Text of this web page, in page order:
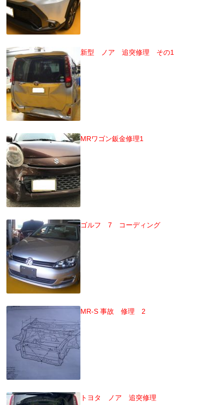
新型 ノア 追突修理 その1
MRワゴン鈑金修理1
ゴルフ 7 コーディング
MR-S 事故 修理 2
トヨタ ノア 追突修理